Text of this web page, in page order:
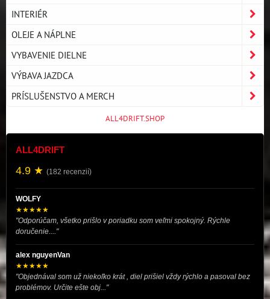
INTERIÉR
OLEJE A NÁPLNE
VYBAVENIE DIELNE
VÝBAVA JAZDCA
PRÍSLUŠENSTVO A MERCH
ALL4DRIFT.SHOP
ALL4DRIFT
4.9 ★ (182 recenzií)
WOLFY
★★★★★
"Odporúčam, všetko prišlo v poriadku som veľmi spokojný. Rýchle
doručenie...."
alex nguyenVan
★★★★★
"Objednával som už niekoľko krát , diel prišiel vždy rýchlo a pasoval bez
problémov. Určite ešte obj..."